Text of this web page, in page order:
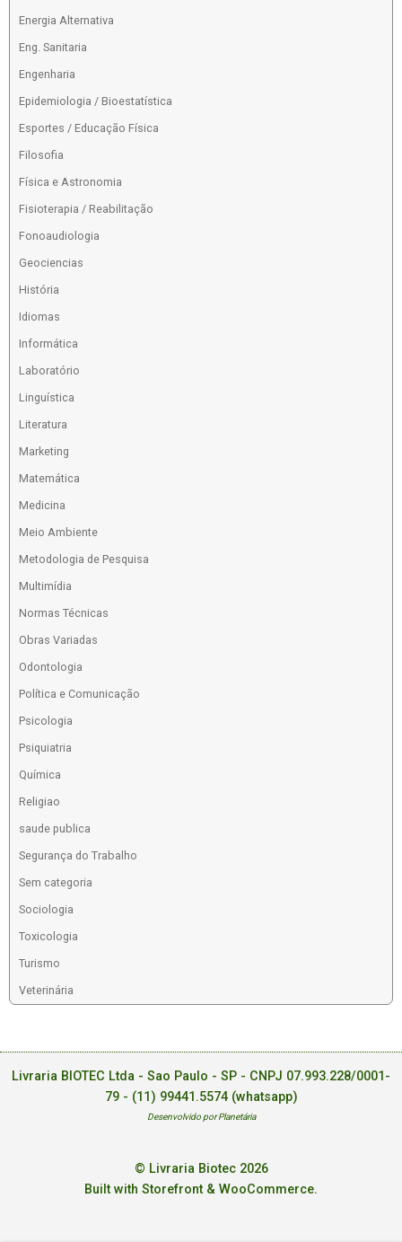
Energia Alternativa
Eng. Sanitaria
Engenharia
Epidemiologia / Bioestatística
Esportes / Educação Física
Filosofia
Física e Astronomia
Fisioterapia / Reabilitação
Fonoaudiologia
Geociencias
História
Idiomas
Informática
Laboratório
Linguística
Literatura
Marketing
Matemática
Medicina
Meio Ambiente
Metodologia de Pesquisa
Multimídia
Normas Técnicas
Obras Variadas
Odontologia
Política e Comunicação
Psicologia
Psiquiatria
Química
Religiao
saude publica
Segurança do Trabalho
Sem categoria
Sociologia
Toxicologia
Turismo
Veterinária
Livraria BIOTEC Ltda - Sao Paulo - SP - CNPJ 07.993.228/0001-
79 - (11) 99441.5574 (whatsapp)
Desenvolvido por Planetária
© Livraria Biotec 2026
Built with Storefront & WooCommerce.